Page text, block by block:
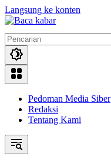
Langsung ke konten
Pedoman Media Siber
Redaksi
Tentang Kami